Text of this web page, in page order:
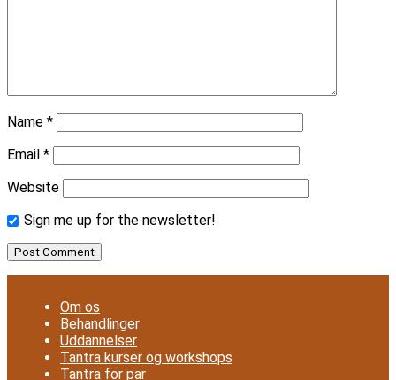
Name *
Email *
Website
Sign me up for the newsletter!
Om os
Behandlinger
Uddannelser
Tantra kurser og workshops
Tantra for par